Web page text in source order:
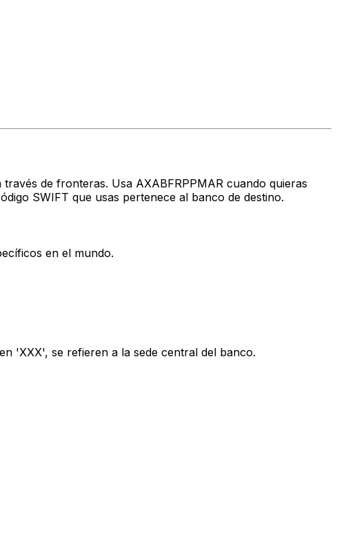
de fronteras. Usa AXABFRPPMAR cuando quieras
SWIFT que usas pertenece al banco de destino.
en el mundo.
'XXX', se refieren a la sede central del banco.